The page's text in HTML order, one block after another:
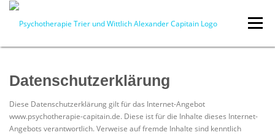
Zum Inhalt springen
Menü
KOSTEN AKTUELLES
Datenschutzerklärung
Diese Datenschutzerklärung gilt für das Internet-Angebot
www.psychotherapie-capitain.de. Diese ist für die Inhalte dieses Internet-
Angebots verantwortlich. Verweise auf fremde Inhalte sind kenntlich